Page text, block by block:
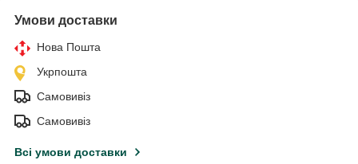
Умови доставки
Нова Пошта
Укрпошта
Самовивіз
Самовивіз
Всі умови доставки